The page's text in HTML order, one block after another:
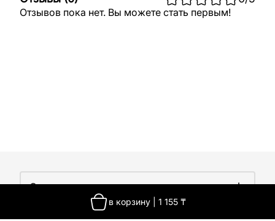
в корзину 1 155 ₸
Отзывов пока нет. Вы можете стать первым!
О компании